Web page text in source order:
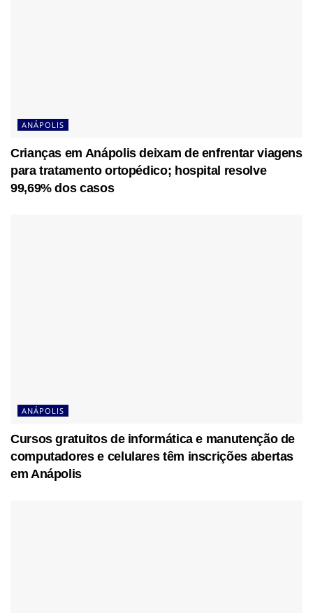
ANÁPOLIS
Crianças em Anápolis deixam de enfrentar viagens
para tratamento ortopédico; hospital resolve
99,69% dos casos
ANÁPOLIS
Cursos gratuitos de informática e manutenção de
computadores e celulares têm inscrições abertas
em Anápolis